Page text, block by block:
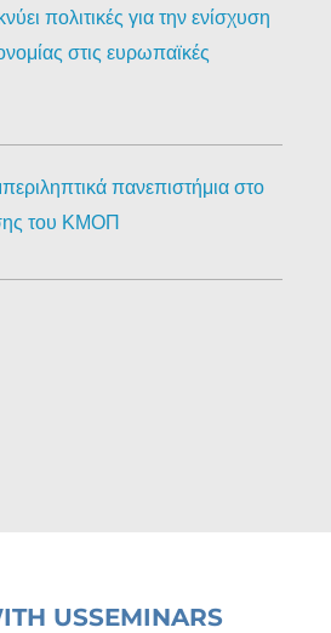
πολιτικές για την ενίσχυση
στις ευρωπαϊκές
πανεπιστήμια στο
του ΚΜΟΠ
USSEMINARS